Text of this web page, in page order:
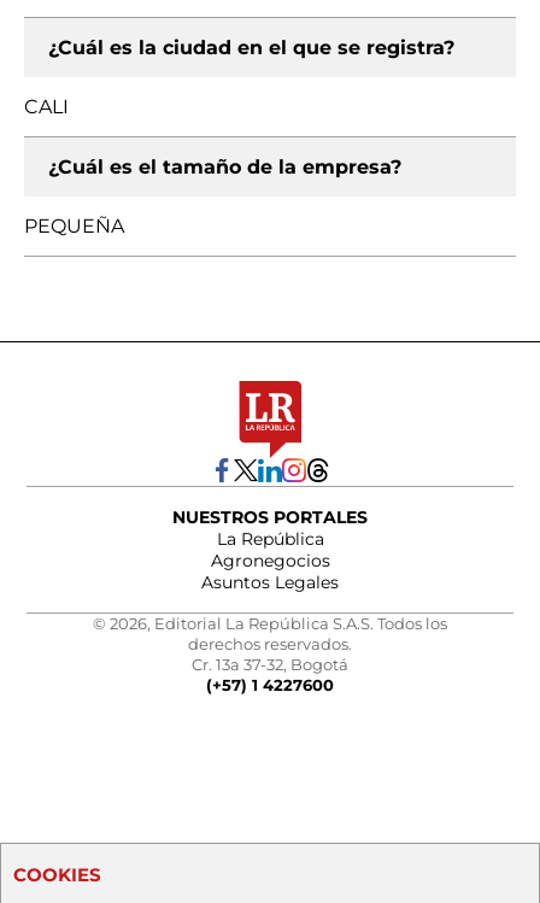
¿Cuál es la ciudad en el que se registra?
CALI
¿Cuál es el tamaño de la empresa?
PEQUEÑA
NUESTROS PORTALES
La República
Agronegocios
Asuntos Legales
© 2026, Editorial La República S.A.S. Todos los
derechos reservados.
Cr. 13a 37-32, Bogotá
(+57) 1 4227600
COOKIES